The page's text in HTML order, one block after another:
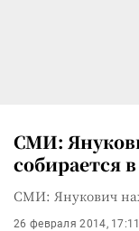
СМИ:
собирается
СМИ: Янукович
26 февраля 2014, 17:11